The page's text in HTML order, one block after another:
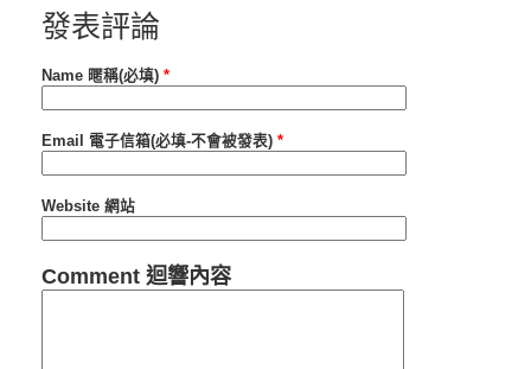
發表評論
Name 暱稱(必填) *
Email 電子信箱(必填-不會被發表) *
Website 網站
Comment 迴響內容